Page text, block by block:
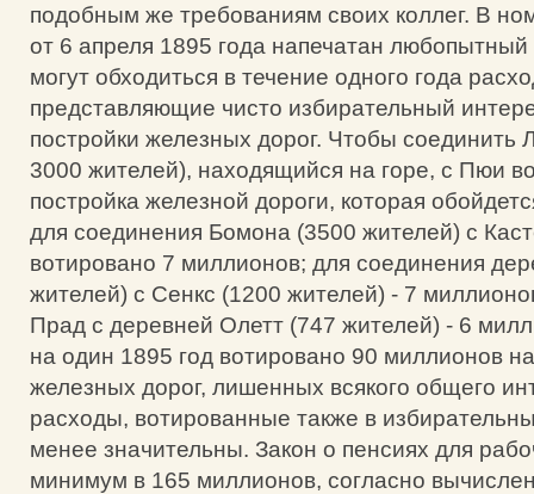
подобным же требованиям своих коллег. В
от 6 апреля 1895 года напечатан любопытный
могут обходиться в течение одного года
представляющие чисто избирательный
постройки железных дорог. Чтобы соединить
3000 жителей), находящийся на горе, с Пюи
постройка железной дороги, которая
для соединения Бомона (3500 жителей) с
вотировано 7 миллионов; для соединения
жителей) с Сенкс (1200 жителей) - 7
Прад с деревней Олетт (747 жителей) - 6
на один 1895 год вотировано 90 миллионов
железных дорог, лишенных всякого общего
расходы, вотированные также в
менее значительны. Закон о пенсиях для
минимум в 165 миллионов, согласно